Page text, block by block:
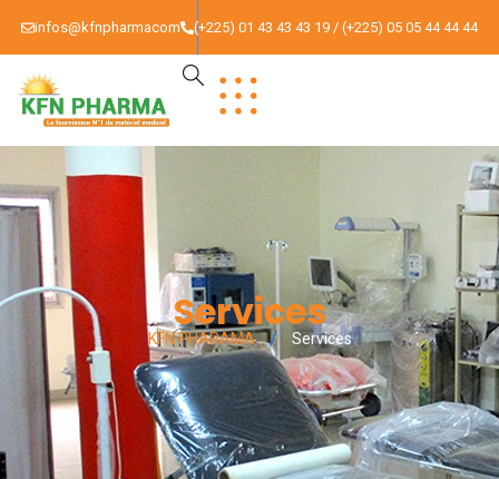
infos@kfnpharmacom (+225) 01 43 43 43 19 / (+225) 05 05 44 44 44
Services
KFN PHARAMA Services